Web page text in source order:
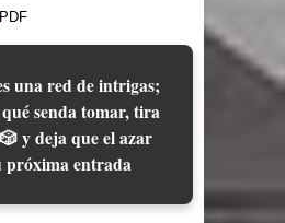
PDF
una red de intrigas;
qué senda tomar, tira
y deja que el azar
próxima entrada